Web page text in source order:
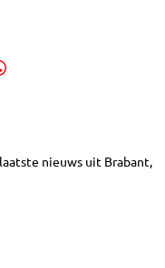
nieuws uit Brabant,